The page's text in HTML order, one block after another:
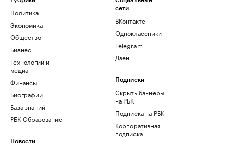
Политика
Экономика
Общество
Бизнес
Технологии и
медиа
Финансы
Биографии
База знаний
РБК Образование
Новости
сети
ВКонтакте
Одноклассники
Telegram
Дзен
Подписки
Скрыть баннеры
на РБК
Подписка на РБК
Корпоративная
подписка